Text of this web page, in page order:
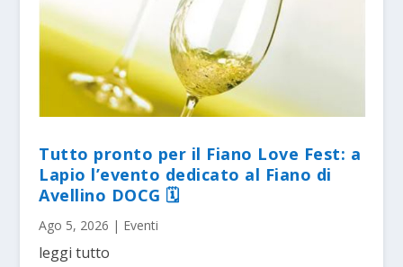
Tutto pronto per il Fiano Love Fest: a
Lapio l’evento dedicato al Fiano di
Avellino DOCG 🗓
Ago 5, 2026 | Eventi
leggi tutto